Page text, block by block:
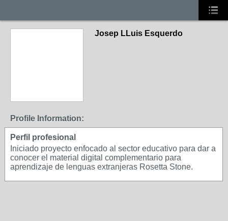
Josep LLuis Esquerdo
Profile Information:
Perfil profesional
Iniciado proyecto enfocado al sector educativo para dar a
conocer el material digital complementario para
aprendizaje de lenguas extranjeras Rosetta Stone.